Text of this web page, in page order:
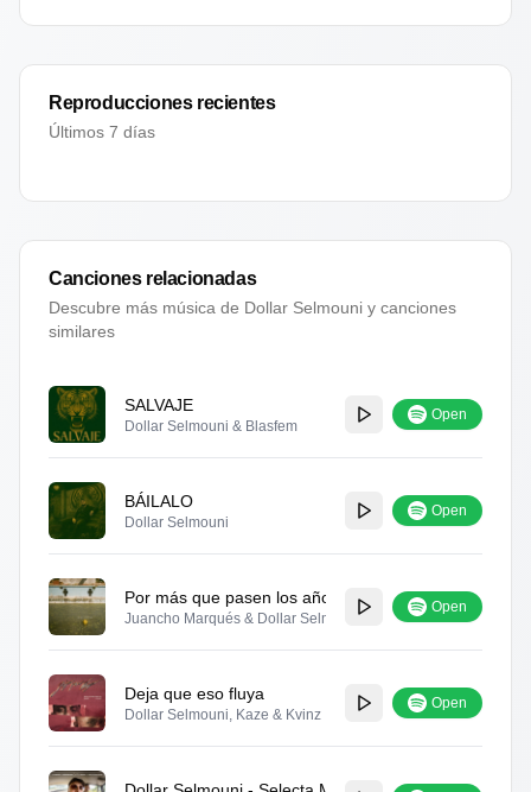
Reproducciones recientes
Últimos 7 días
Canciones relacionadas
Descubre más música de Dollar Selmouni y canciones
similares
SALVAJE
Dollar Selmouni & Blasfem
Open
BÁILALO
Dollar Selmouni
Open
Por más que pasen los años
Juancho Marqués & Dollar Selmouni
Open
Deja que eso fluya
Dollar Selmouni, Kaze & Kvinz
Open